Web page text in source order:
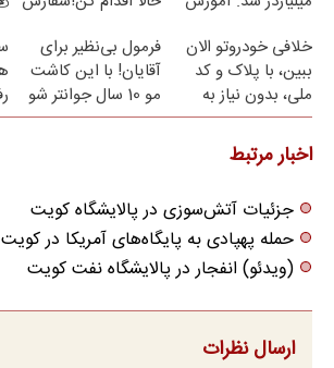
خلافی خودروتو الان
ببین، با پلاک و کد
ملی، بدون نیاز به
مراجعه حضوری
فرمول بی‌نظیر برای
آقایان! با این کاشت
مو 10 سال جوانتر شو
😍
اخبار مرتبط
جزئیات آتش‌سوزی در پالایشگاه کویت
حمله پهپادی به پایگاه‌های آمریکا در کویت
(ویدئو) انفجار در پالایشگاه نفت کویت
ارسال نظرات